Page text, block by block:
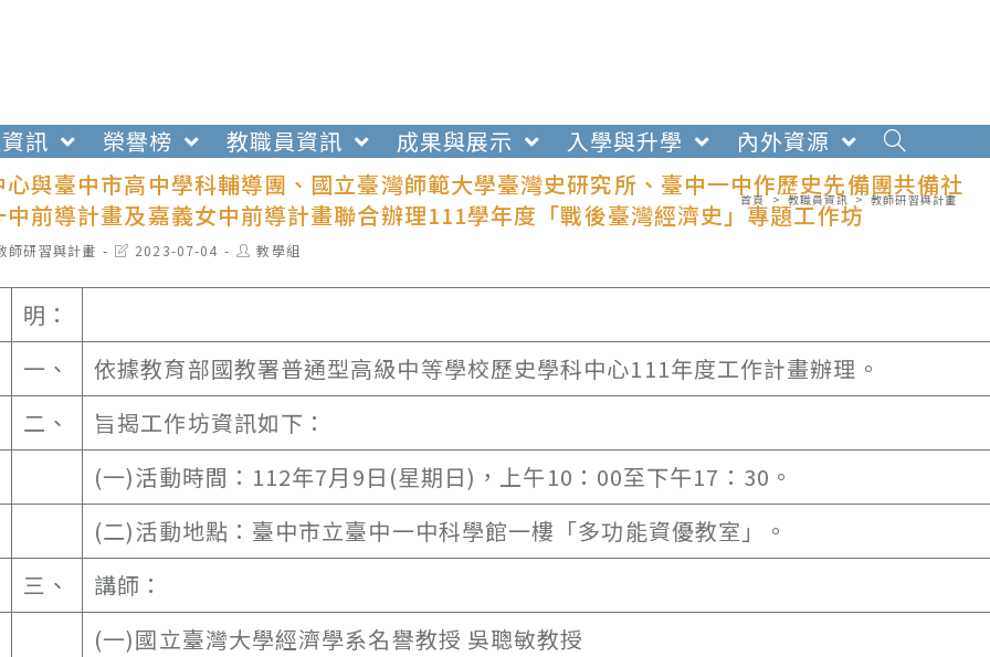
訊 榮譽榜 教職員資訊 成果與展示 入學與升學
內外資源
與臺中市高中學科輔導團、國立臺灣師範大學臺灣史研究所、臺中一中作歷史先備團共備社
前導計畫及嘉義女中前導計畫聯合辦理111學年度「戰後臺灣經濟史」專題工作坊
首頁 > 教職員資訊 > 教師研習與計畫
師研習與計畫
Post2023-07-04
Post教學組
明：
一、
依據教育部國教署普通型高級中等學校歷史學科中心111年度工作計畫辦理。
二、
旨揭工作坊資訊如下：
(一)活動時間：112年7月9日(星期日)，上午10：00至下午17：30。
(二)活動地點：臺中市立臺中一中科學館一樓「多功能資優教室」。
三、
講師：
(一)國立臺灣大學經濟學系名譽教授 吳聰敏教授